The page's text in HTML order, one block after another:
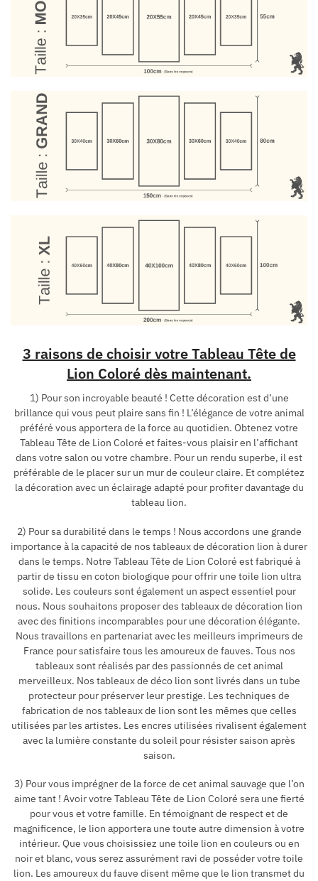
3 raisons de choisir votre Tableau Tête de
Lion Coloré dès maintenant.
1) Pour son incroyable beauté ! Cette décoration est d’une
brillance qui vous peut plaire sans fin ! L’élégance de votre animal
préféré vous apportera de la force au quotidien. Obtenez votre
Tableau Tête de Lion Coloré et faites-vous plaisir en l’affichant
dans votre salon ou votre chambre. Pour un rendu superbe, il est
préférable de le placer sur un mur de couleur claire. Et complétez
la décoration avec un éclairage adapté pour profiter davantage du
tableau lion.
2) Pour sa durabilité dans le temps ! Nous accordons une grande
importance à la capacité de nos tableaux de décoration lion à durer
dans le temps. Notre Tableau Tête de Lion Coloré est fabriqué à
partir de tissu en coton biologique pour offrir une toile lion ultra
solide. Les couleurs sont également un aspect essentiel pour
nous. Nous souhaitons proposer des tableaux de décoration lion
avec des finitions incomparables pour une décoration élégante.
Nous travaillons en partenariat avec les meilleurs imprimeurs de
France pour satisfaire tous les amoureux de fauves. Tous nos
tableaux sont réalisés par des passionnés de cet animal
merveilleux. Nos tableaux de déco lion sont livrés dans un tube
protecteur pour préserver leur prestige. Les techniques de
fabrication de nos tableaux de lion sont les mêmes que celles
utilisées par les artistes. Les encres utilisées rivalisent également
avec la lumière constante du soleil pour résister saison après
saison.
3) Pour vous imprégner de la force de cet animal sauvage que l’on
aime tant ! Avoir votre Tableau Tête de Lion Coloré sera une fierté
pour vous et votre famille. En témoignant de respect et de
magnificence, le lion apportera une toute autre dimension à votre
intérieur. Que vous choisissiez une toile lion en couleurs ou en
noir et blanc, vous serez assurément ravi de posséder votre toile
lion. Les amoureux du fauve disent même que le lion transmet du